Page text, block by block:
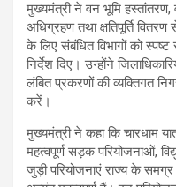
मुख्यमंत्री ने वन भूमि हस्तांतरण,
अधिग्रहण तथा क्षतिपूर्ति
के लिए संबंधित विभागों को स्पष्ट
निर्देश दिए। उन्होंने
लंबित प्रकरणों की व्यक्तिगत
करें।
मुख्यमंत्री ने कहा कि चारधाम
महत्वपूर्ण सड़क परियोजनाओं,
जुड़ी परियोजनाएं राज्य के